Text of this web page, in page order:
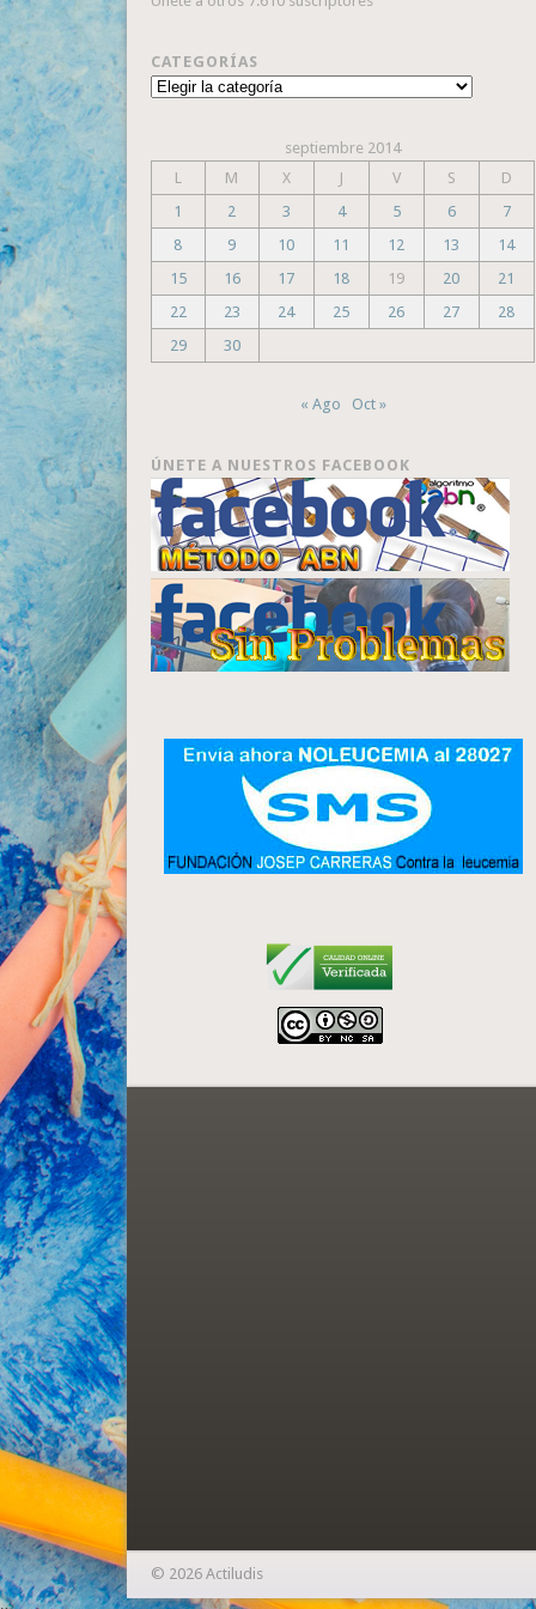
CATEGORÍAS
Categorías
septiembre 2014
L
M X J V S
D
1
2 3 4 5 6
7
8
9 10 11 12 13
14
15
16 17 18 19 20
21
22
23 24 25 26 27
28
29
30
« Ago Oct »
ÚNETE A NUESTROS FACEBOOK
© 2026 Actiludis